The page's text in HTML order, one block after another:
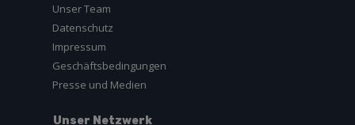
Unser Team
Datenschutz
Impressum
Geschäftsbedingungen
Presse und Medien
Unser Netzwerk